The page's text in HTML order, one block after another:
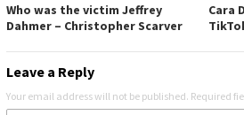
Who was the victim Jeffrey
Dahmer – Christopher Scarver
Cara
Leave a Reply
Your email address will not be published. Required